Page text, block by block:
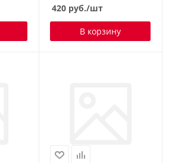
420руб./шт
В корзину